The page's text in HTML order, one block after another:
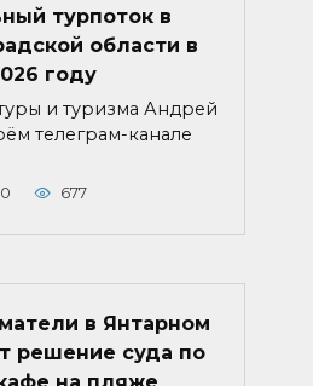
турпоток в
области в
году
и туризма Андрей
телеграм-канале
0 677
в Янтарном
решение суда по
на пляже